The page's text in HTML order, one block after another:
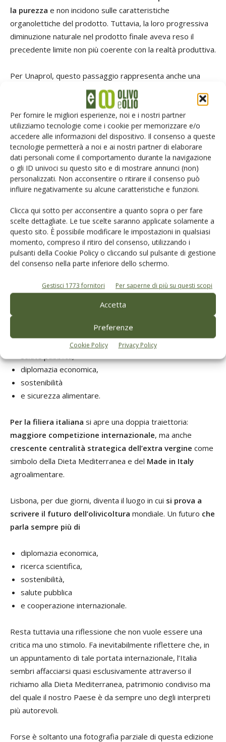
Per fornire le migliori esperienze, noi e i nostri partner
utilizziamo tecnologie come i cookie per memorizzare e/o
accedere alle informazioni del dispositivo. Il consenso a queste
tecnologie permetterà a noi e ai nostri partner di elaborare
dati personali come il comportamento durante la navigazione
o gli ID univoci su questo sito e di mostrare annunci (non)
personalizzati. Non acconsentire o ritirare il consenso può
influire negativamente su alcune caratteristiche e funzioni.
Clicca qui sotto per acconsentire a quanto sopra o per fare
scelte dettagliate. Le tue scelte saranno applicate solamente a
questo sito. È possibile modificare le impostazioni in qualsiasi
momento, compreso il ritiro del consenso, utilizzando i
pulsanti della Cookie Policy o cliccando sul pulsante di gestione
del consenso nella parte inferiore dello schermo.
Gestisci 1773 fornitori Per saperne di più su questi scopi
Accetta
Preferenze
Cookie Policy Privacy Policy
la purezza e non incidono sulle caratteristiche
organolettiche del prodotto. Tuttavia, la loro progressiva
diminuzione naturale nel prodotto finale aveva reso il
precedente limite non più coerente con la realtà produttiva.
Per Unaprol, questo passaggio rappresenta anche una
risposta alle difficoltà dei produttori di oli monovarietali,
che rischiavano di essere penalizzati da parametri non
aggiornati rispetto alle evoluzioni agronomiche e di
mercato.
Il provvedimento viene quindi letto come unatutela
concreta del patrimonio varietale italianoe come un
segnale di riequilibrio tra scienza, mercato e normativa.
Oltre il Mediterraneo
Il Congresso di Lisbona conferma una tendenza ormai
evidente:l’olio di oliva sta progressivamente uscendo
dalla dimensione esclusivamente mediterranea
Se fino a pochi anni fa il dibattito era concentrato sulla
produzione,
diplomazia economica,
sostenibilità
e sicurezza alimentare.
Per la filiera italiana si apre una doppia traiettoria:
maggiore competizione internazionale, ma anche
crescente centralità strategica dell’extra vergine come
simbolo della Dieta Mediterranea e del Made in Italy
agroalimentare.
Lisbona, per due giorni, diventa il luogo in cui si prova a
scrivere il futuro dell’olivicoltura mondiale. Un futuro che
parla sempre più di
diplomazia economica,
ricerca scientifica,
sostenibilità,
salute pubblica
e cooperazione internazionale.
Resta tuttavia una riflessione che non vuole essere una
critica ma uno stimolo. Fa inevitabilmente riflettere che, in
un appuntamento di tale portata internazionale, l’Italia
sembri affacciarsi quasi esclusivamente attraverso il
richiamo alla Dieta Mediterranea, patrimonio condiviso ma
del quale il nostro Paese è da sempre uno degli interpreti
più autorevoli.
Forse è soltanto una fotografia parziale di questa edizione